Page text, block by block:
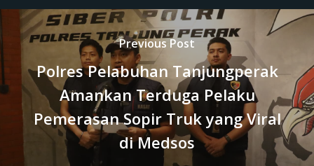
Previous Post
Polres Pelabuhan Tanjungperak
Amankan Terduga Pelaku
Pemerasan Sopir Truk yang Viral
di Medsos